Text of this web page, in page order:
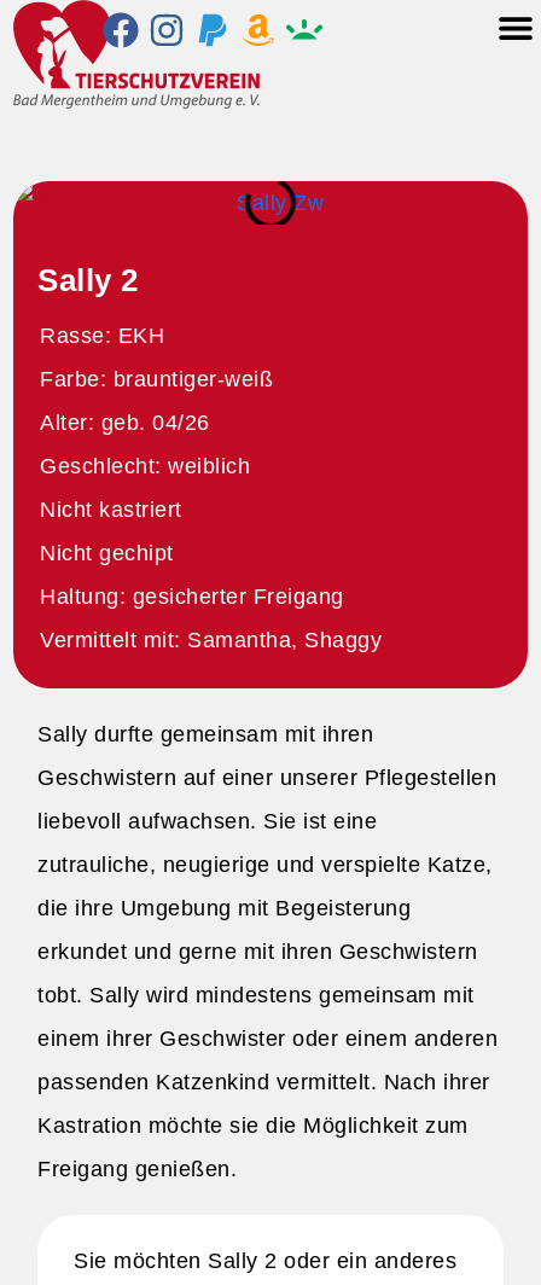
Sally 2
Rasse: EKH
Farbe: brauntiger-weiß
Alter: geb. 04/26
Geschlecht: weiblich
Nicht kastriert
Nicht gechipt
Haltung: gesicherter Freigang
Vermittelt mit: Samantha, Shaggy
Sally durfte gemeinsam mit ihren
Geschwistern auf einer unserer Pflegestellen
liebevoll aufwachsen. Sie ist eine
zutrauliche, neugierige und verspielte Katze,
die ihre Umgebung mit Begeisterung
erkundet und gerne mit ihren Geschwistern
tobt. Sally wird mindestens gemeinsam mit
einem ihrer Geschwister oder einem anderen
passenden Katzenkind vermittelt. Nach ihrer
Kastration möchte sie die Möglichkeit zum
Freigang genießen.
Sie möchten Sally 2 oder ein anderes